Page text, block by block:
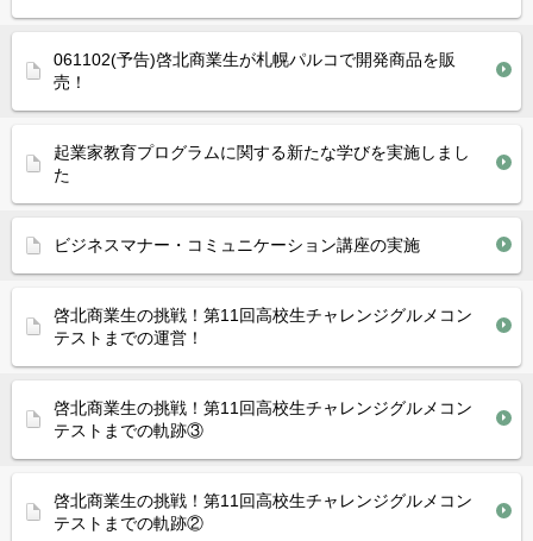
061102(予告)啓北商業生が札幌パルコで開発商品を販
売！
起業家教育プログラムに関する新たな学びを実施しまし
た
ビジネスマナー・コミュニケーション講座の実施
啓北商業生の挑戦！第11回高校生チャレンジグルメコン
テストまでの運営！
啓北商業生の挑戦！第11回高校生チャレンジグルメコン
テストまでの軌跡③
啓北商業生の挑戦！第11回高校生チャレンジグルメコン
テストまでの軌跡②